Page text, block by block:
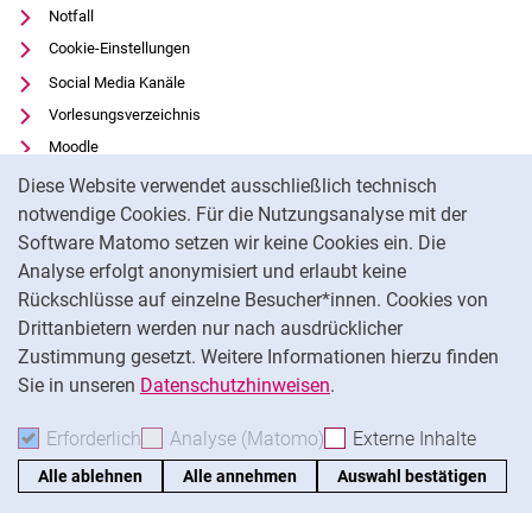
Diese Website verwendet ausschließlich technisch
notwendige Cookies. Für die Nutzungsanalyse mit der
Software Matomo setzen wir keine Cookies ein. Die
Analyse erfolgt anonymisiert und erlaubt keine
Rückschlüsse auf einzelne Besucher*innen. Cookies von
Drittanbietern werden nur nach ausdrücklicher
Zustimmung gesetzt. Weitere Informationen hierzu finden
Sie in unseren Datenschutzhinweisen.
Erforderlich Erforderliche Cookies akzeptieren
Analyse (Matomo) Analyse-Cookies
Externe Inhalte
Alle ablehnen Alle annehmen Auswahl bestätigen
Notfall
Cookie-Einstellungen
Social Media Kanäle
Vorlesungsverzeichnis
Moodle
Panopto
Universitätsbibliothek
Datenschutz
Barrierefreiheit
Transparenter KI-Einsatz